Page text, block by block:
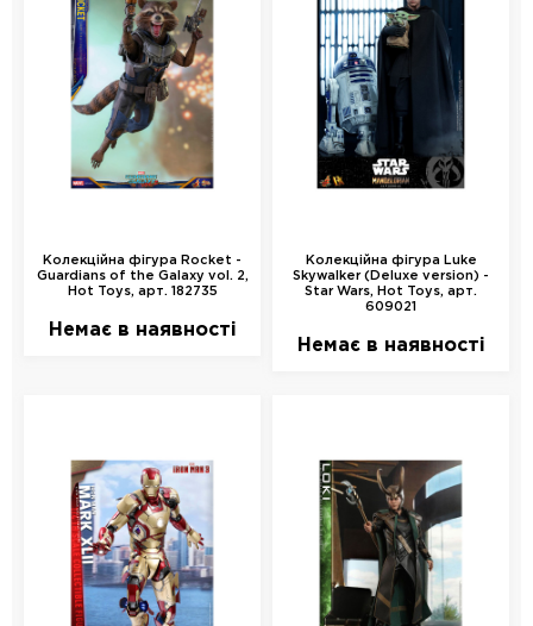
Колекційна фігура Rocket -
Guardians of the Galaxy vol. 2,
Hot Toys, арт. 182735
Немає в наявності
Колекційна фігура Luke
Skywalker (Deluxe version) -
Star Wars, Hot Toys, арт.
609021
Немає в наявності